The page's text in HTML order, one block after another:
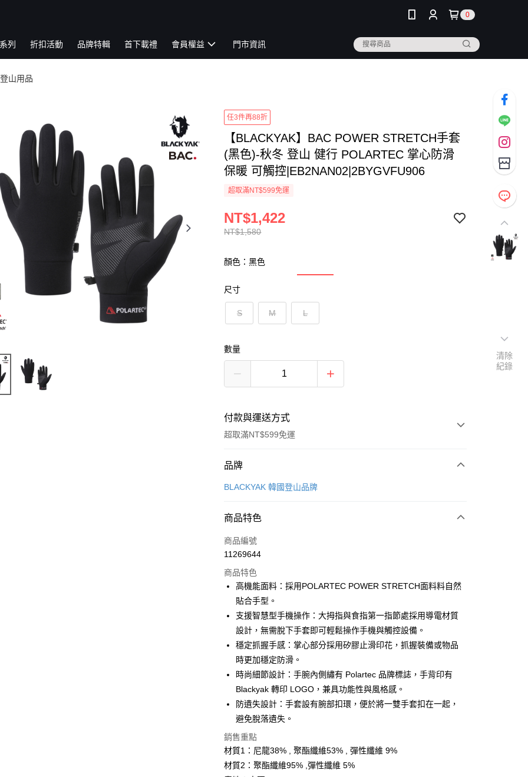
0
列 折扣活動 品牌特輯 首下載禮 會員權益 門市資訊
山用品
任3件再88折
【BLACKYAK】BAC POWER STRETCH手套
(黑色)-秋冬 登山 健行 POLARTEC 掌心防滑
保暖 可觸控|EB2NAN02|2BYGVFU906
超取滿NT$599免運
NT$1,580
NT$1,422
顏色：黑色
尺寸
S M L
數量
付款與運送方式
超取滿NT$599免運
付款方式
信用卡一次付款
Apple Pay
街口支付
悠遊付
Google Pay
全盈+PAY
AFTEE先享後付
相關說明
【關於「AFTEE先享後付」】
便利好安心！
１．簡單：不需註冊會員、不需綁卡、不需儲值。
３．安心：先確認商品／服務後，再付款。
【「AFTEE先享後付」結帳流程】
１．於結帳方式選擇「AFTEE先享後付」後，將跳轉至「AFTEE先享後
ATM付款
運送方式
全家取貨付款
每筆NT$60，滿NT$599(含以上)免運費
品牌
BLACKYAK 韓國登山品牌
商品特色
商品編號
11269644
商品特色
高機能面料：採用POLARTEC POWER STRETCH面料料自然
貼合手型。
支援智慧型手機操作：大拇指與食指第一指節處採用導電材質
設計，無需脫下手套即可輕鬆操作手機與觸控設備。
穩定抓握手感：掌心部分採用矽膠止滑印花，抓握裝備或物品
時更加穩定防滑。
時尚細節設計：手腕內側繡有 Polartec 品牌標誌，手背印有
Blackyak 轉印 LOGO，兼具功能性與風格感。
防遺失設計：手套設有腕部扣環，便於將一雙手套扣在一起，
避免脫落遺失。
銷售重點
材質1：尼龍38% , 聚酯纖維53% , 彈性纖維 9%
材質2：聚酯纖維95% ,彈性纖維 5%
清除
紀錄